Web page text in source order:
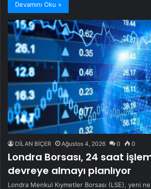
Devamını Oku »
DİLAN BİÇER Ağustos 4, 2026 0 0
Londra Borsası, 24 saat
devreye almayı planlıyor
Londra Menkul Kıymetler Borsası (LSE), yeni